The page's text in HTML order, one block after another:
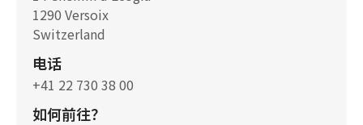
1290 Versoix
Switzerland
电话
+41 22 730 38 00
如何前往？